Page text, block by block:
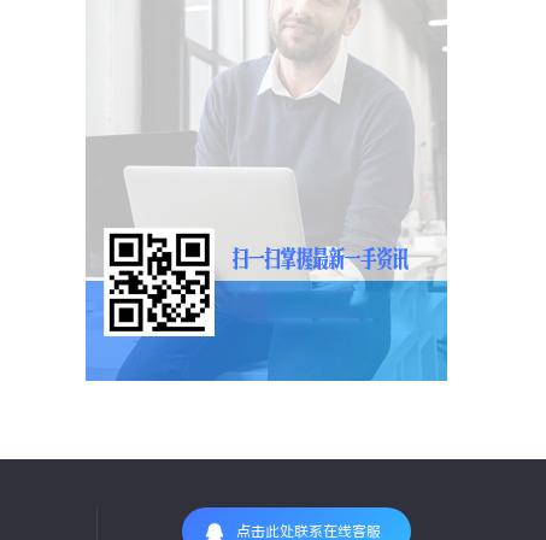
点击此处联系在线客服